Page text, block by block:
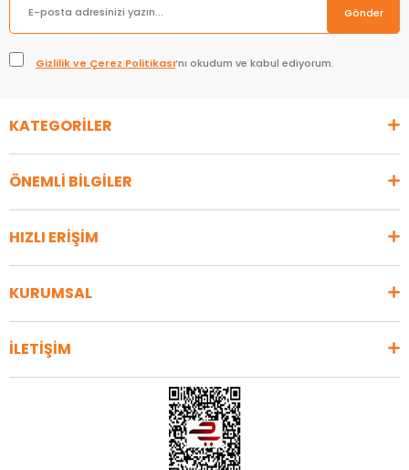
Gönder
Gizlilik ve Çerez Politikası’nı okudum ve kabul ediyorum.
KATEGORİLER
ÖNEMLİ BİLGİLER
HIZLI ERİŞİM
KURUMSAL
İLETİŞİM